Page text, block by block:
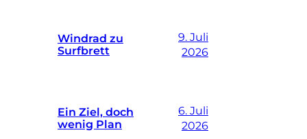
Windrad zu
Surfbrett
9. Juli
2026
Ein Ziel, doch
wenig Plan
6. Juli
2026